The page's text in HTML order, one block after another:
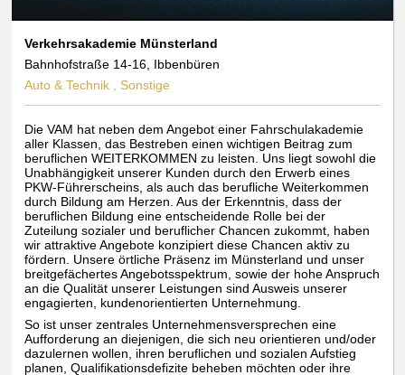
Verkehrsakademie Münsterland
Bahnhofstraße 14-16, Ibbenbüren
Auto & Technik , Sonstige
Die VAM hat neben dem Angebot einer Fahrschulakademie
aller Klassen, das Bestreben einen wichtigen Beitrag zum
beruflichen WEITERKOMMEN zu leisten. Uns liegt sowohl die
Unabhängigkeit unserer Kunden durch den Erwerb eines
PKW-Führerscheins, als auch das berufliche Weiterkommen
durch Bildung am Herzen. Aus der Erkenntnis, dass der
beruflichen Bildung eine entscheidende Rolle bei der
Zuteilung sozialer und beruflicher Chancen zukommt, haben
wir attraktive Angebote konzipiert diese Chancen aktiv zu
fördern. Unsere örtliche Präsenz im Münsterland und unser
breitgefächertes Angebotsspektrum, sowie der hohe Anspruch
an die Qualität unserer Leistungen sind Ausweis unserer
engagierten, kundenorientierten Unternehmung.
So ist unser zentrales Unternehmensversprechen eine
Aufforderung an diejenigen, die sich neu orientieren und/oder
dazulernen wollen, ihren beruflichen und sozialen Aufstieg
planen, Qualifikationsdefizite beheben möchten oder ihre